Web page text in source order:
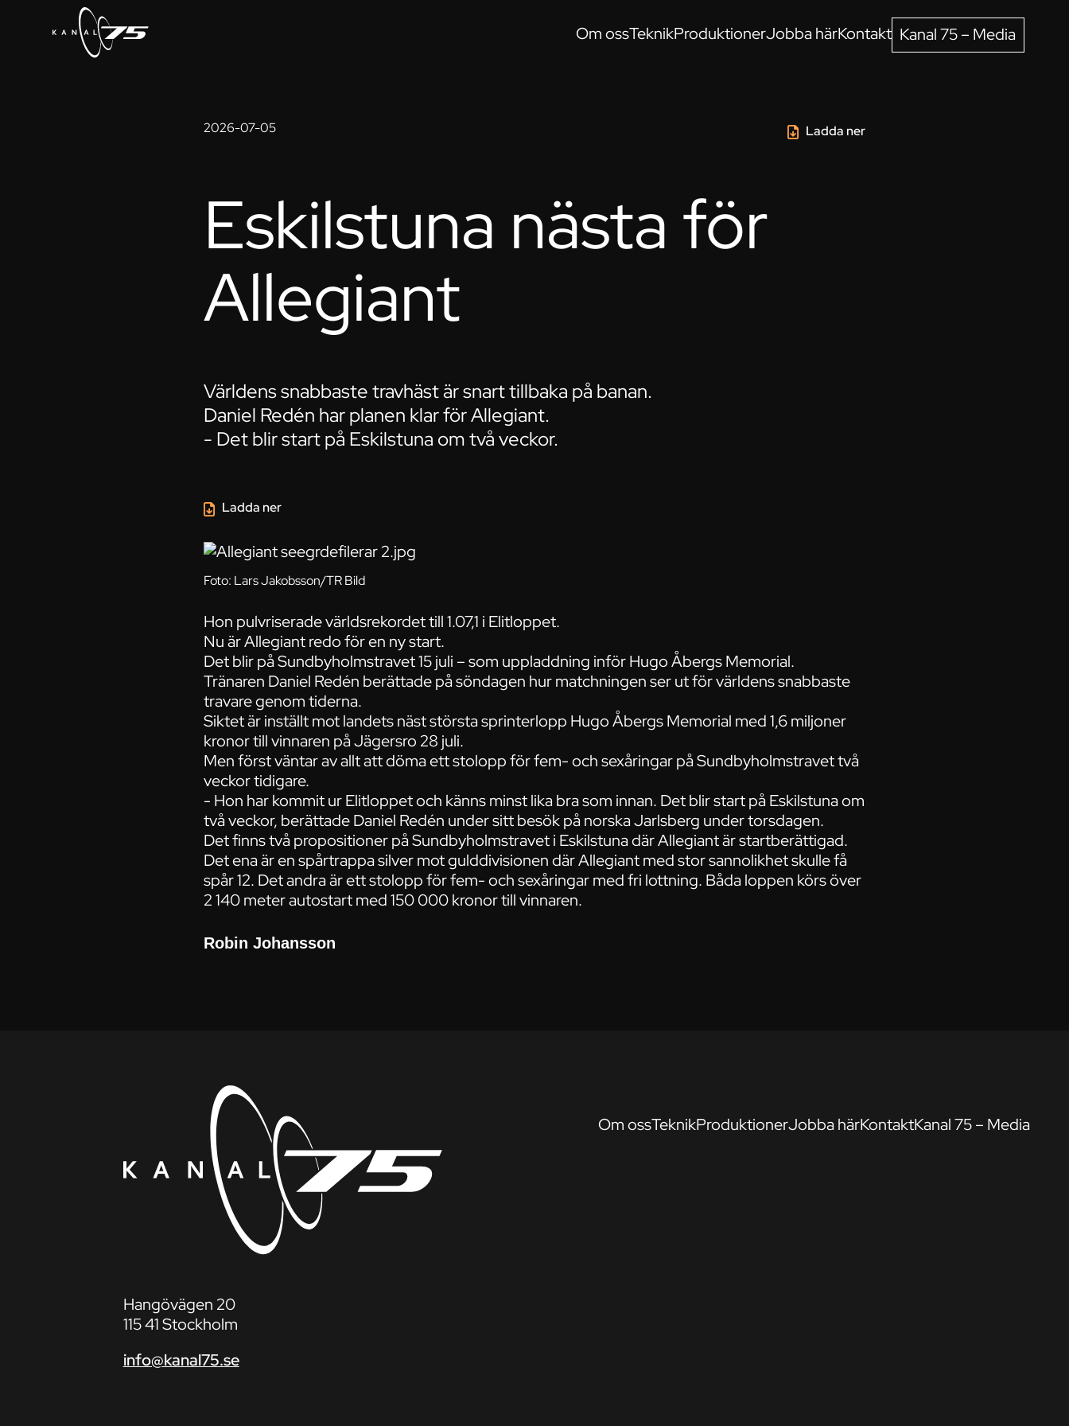
Om ossTeknikProduktionerJobba härKontakt Kanal 75 – Media
2026-07-05
Foto: Lars Jakobsson/TR Bild
Ladda ner
Eskilstuna nästa för
Allegiant
Världens snabbaste travhäst är snart tillbaka på banan.
Daniel Redén har planen klar för Allegiant.
- Det blir start på Eskilstuna om två veckor.
Hon pulvriserade världsrekordet till 1.07,1 i Elitloppet.
Nu är Allegiant redo för en ny start.
Det blir på Sundbyholmstravet 15 juli – som uppladdning inför Hugo Åbergs Memorial.
Tränaren Daniel Redén berättade på söndagen hur matchningen ser ut för världens snabbaste
travare genom tiderna.
Siktet är inställt mot landets näst största sprinterlopp Hugo Åbergs Memorial med 1,6 miljoner
kronor till vinnaren på Jägersro 28 juli.
Men först väntar av allt att döma ett stolopp för fem- och sexåringar på Sundbyholmstravet två
veckor tidigare.
- Hon har kommit ur Elitloppet och känns minst lika bra som innan. Det blir start på Eskilstuna om
två veckor, berättade Daniel Redén under sitt besök på norska Jarlsberg under torsdagen.
Det finns två propositioner på Sundbyholmstravet i Eskilstuna där Allegiant är startberättigad.
Det ena är en spårtrappa silver mot gulddivisionen där Allegiant med stor sannolikhet skulle få
spår 12. Det andra är ett stolopp för fem- och sexåringar med fri lottning. Båda loppen körs över
2 140 meter autostart med 150 000 kronor till vinnaren.
Ladda ner
Robin Johansson
Hangövägen 20
115 41 Stockholm
info@kanal75.se
Om ossTeknikProduktionerJobba härKontaktKanal 75 – Media